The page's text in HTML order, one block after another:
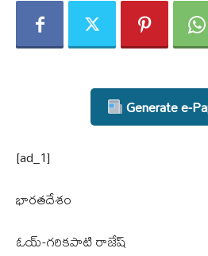
Generate e-
[ad_1]
భారతదేశం
ఓయ్-గరికపాటి రాజేష్